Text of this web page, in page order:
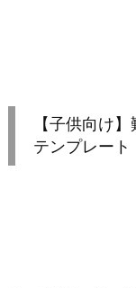
【子供向け
テンプレート